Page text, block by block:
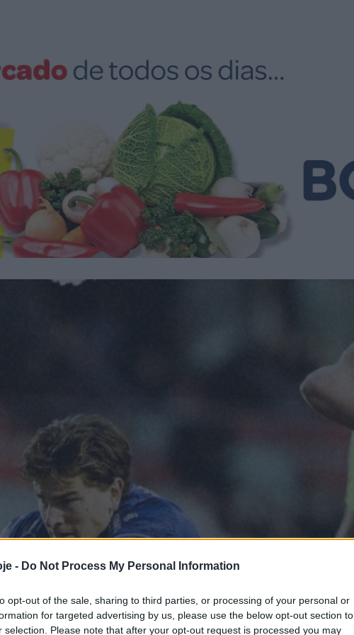
- Do Not Process My Personal Information
opt-out of the sale, sharing to third parties, or processing of your personal or
for targeted advertising by us, please use the below opt-out section to
selection. Please note that after your opt-out request is processed you may